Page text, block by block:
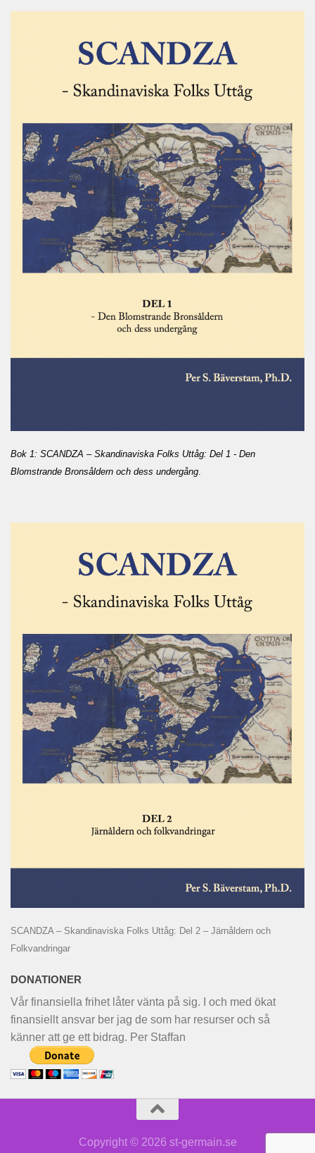
Bok 1: SCANDZA – Skandinaviska Folks Uttåg: Del 1 - Den
Blomstrande Bronsåldern och dess undergång
SCANDZA – Skandinaviska Folks Uttåg: Del 2 – Järnåldern och
Folkvandringar
DONATIONER
Vår finansiella frihet låter vänta på sig. I och med ökat
finansiellt ansvar ber jag de som har resurser och så
känner att ge ett bidrag. Per Staffan
Copyright © 2026 st-germain.se